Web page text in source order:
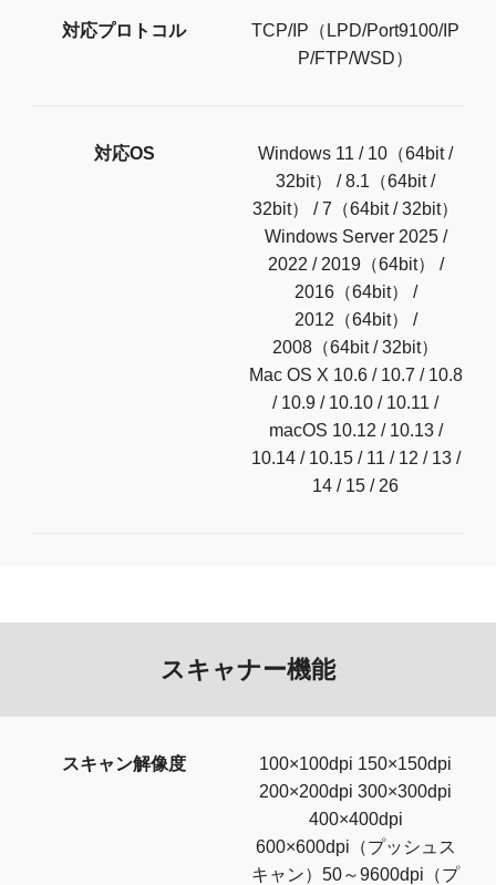
対応プロトコル
TCP/IP（LPD/Port9100/IP
P/FTP/WSD）
対応OS
Windows 11 / 10（64bit /
32bit） / 8.1（64bit /
32bit） / 7（64bit / 32bit）
Windows Server 2025 /
2022 / 2019（64bit） /
2016（64bit） /
2012（64bit） /
2008（64bit / 32bit）
Mac OS X 10.6 / 10.7 / 10.8
/ 10.9 / 10.10 / 10.11 /
macOS 10.12 / 10.13 /
10.14 / 10.15 / 11 / 12 / 13 /
14 / 15 / 26
スキャナー機能
スキャン解像度
100×100dpi 150×150dpi
200×200dpi 300×300dpi
400×400dpi
600×600dpi（プッシュス
キャン）50～9600dpi（プ